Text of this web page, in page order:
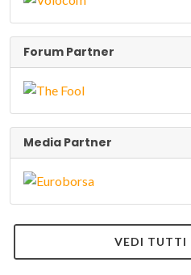
Forum Partner
Media Partner
VEDI TUTTI